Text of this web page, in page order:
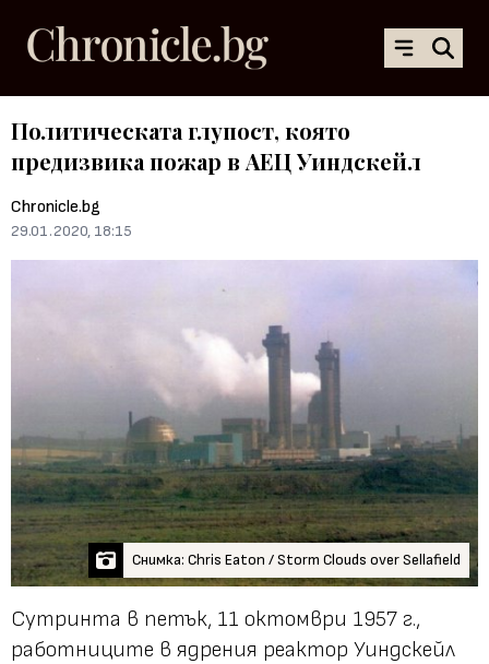
Политическата глупост, която
предизвика пожар в АЕЦ Уиндскейл
Chronicle.bg
29.01.2020, 18:15
Снимка: Chris Eaton / Storm Clouds over Sellafield
Сутринта в петък, 11 октомври 1957 г.,
работниците в ядрения реактор Уиндскейл